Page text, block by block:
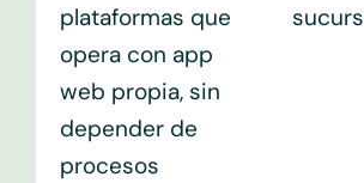
plataformas que
opera con app
web propia, sin
depender de
procesos